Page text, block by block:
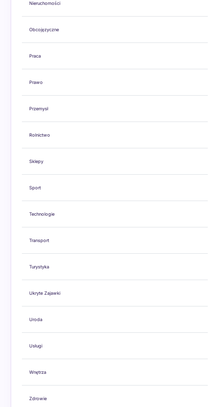
Nieruchomości
Obcojęzyczne
Praca
Prawo
Przemysł
Rolnictwo
Sklepy
Sport
Technologie
Transport
Turystyka
Ukryte Zajawki
Uroda
Usługi
Wnętrza
Zdrowie